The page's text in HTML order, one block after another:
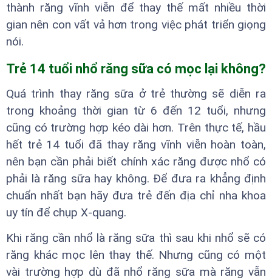
thành răng vĩnh viễn để thay thế mất nhiều thời
gian nên con vất vả hơn trong việc phát triển giọng
nói.
Trẻ 14 tuổi nhổ răng sữa có mọc lại không?
Quá trình thay răng sữa ở trẻ thường sẽ diễn ra
trong khoảng thời gian từ 6 đến 12 tuổi, nhưng
cũng có trường hợp kéo dài hơn. Trên thực tế, hầu
hết trẻ 14 tuổi đã thay răng vĩnh viễn hoàn toàn,
nên bạn cần phải biết chính xác răng được nhổ có
phải là răng sữa hay không. Để đưa ra khẳng định
chuẩn nhất bạn hãy đưa trẻ đến địa chỉ nha khoa
uy tín để chụp X-quang.
Khi răng cần nhổ là răng sữa thì sau khi nhổ sẽ có
răng khác mọc lên thay thế. Nhưng cũng có một
vài trường hợp dù đã nhổ răng sữa mà răng vẫn